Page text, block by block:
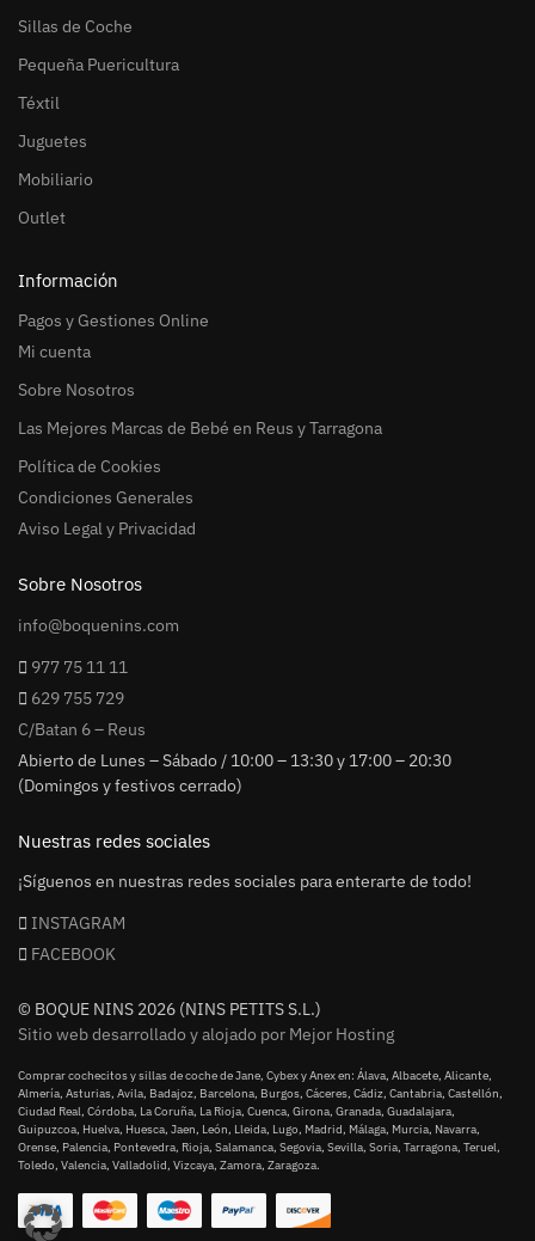
Sillas de Coche
Pequeña Puericultura
Téxtil
Juguetes
Mobiliario
Outlet
Información
Pagos y Gestiones Online
Mi cuenta
Sobre Nosotros
Las Mejores Marcas de Bebé en Reus y Tarragona
Política de Cookies
Condiciones Generales
Aviso Legal y Privacidad
Sobre Nosotros
info@boquenins.com
977 75 11 11
629 755 729
C/Batan 6 – Reus
Abierto de Lunes – Sábado / 10:00 – 13:30 y 17:00 – 20:30
(Domingos y festivos cerrado)
Nuestras redes sociales
¡Síguenos en nuestras redes sociales para enterarte de todo!
INSTAGRAM
FACEBOOK
© BOQUE NINS 2026 (NINS PETITS S.L.)
Sitio web desarrollado y alojado por Mejor Hosting
Comprar cochecitos y sillas de coche de Jane, Cybex y Anex en: Álava, Albacete, Alicante,
Almería, Asturias, Avila, Badajoz, Barcelona, Burgos, Cáceres, Cádiz, Cantabria, Castellón,
Ciudad Real, Córdoba, La Coruña, La Rioja, Cuenca, Girona, Granada, Guadalajara,
Guipuzcoa, Huelva, Huesca, Jaen, León, Lleida, Lugo, Madrid, Málaga, Murcia, Navarra,
Orense, Palencia, Pontevedra, Rioja, Salamanca, Segovia, Sevilla, Soria, Tarragona, Teruel,
Toledo, Valencia, Valladolid, Vizcaya, Zamora, Zaragoza.